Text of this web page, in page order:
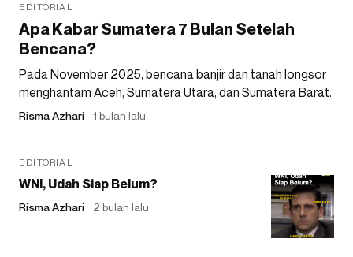
EDITORIAL
Apa Kabar Sumatera 7 Bulan Setelah
Bencana?
Pada November 2025, bencana banjir dan tanah longsor
menghantam Aceh, Sumatera Utara, dan Sumatera Barat.
Risma Azhari 1 bulan lalu
EDITORIAL
WNI, Udah Siap Belum?
Risma Azhari 2 bulan lalu